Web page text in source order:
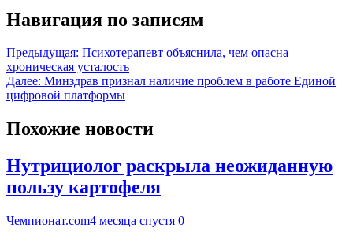
Навигация по записям
Предыдущая: Психотерапевт объяснила, чем опасна
хроническая усталость
Далее: Минздрав признал наличие проблем в работе Единой
цифровой платформы
Похожие новости
Нутрициолог раскрыла неожиданную
пользу картофеля
Чемпионат.com4 месяца спустя 0